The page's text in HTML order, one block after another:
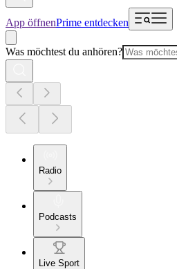
App öffnenPrime entdecken
Was möchtest du anhören?
Radio
Podcasts
Live Sport